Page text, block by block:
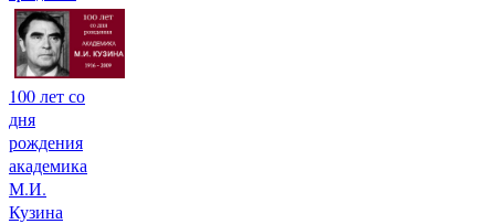
100 лет со
дня
рождения
академика
М.И.
Кузина